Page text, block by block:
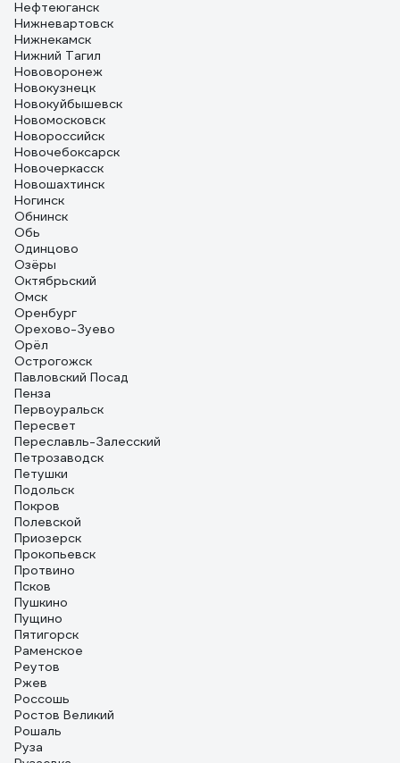
Нефтеюганск
Нижневартовск
Нижнекамск
Нижний Тагил
Нововоронеж
Новокузнецк
Новокуйбышевск
Новомосковск
Новороссийск
Новочебоксарск
Новочеркасск
Новошахтинск
Ногинск
Обнинск
Обь
Одинцово
Озёры
Октябрьский
Омск
Оренбург
Орехово-Зуево
Орёл
Острогожск
Павловский Посад
Пенза
Первоуральск
Пересвет
Переславль-Залесский
Петрозаводск
Петушки
Подольск
Покров
Полевской
Приозерск
Прокопьевск
Протвино
Псков
Пушкино
Пущино
Пятигорск
Раменское
Реутов
Ржев
Россошь
Ростов Великий
Рошаль
Руза